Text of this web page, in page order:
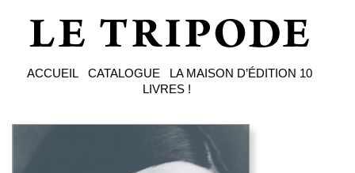
ACCUEIL CATALOGUE LA MAISON D’ÉDITION 10
LIVRES !